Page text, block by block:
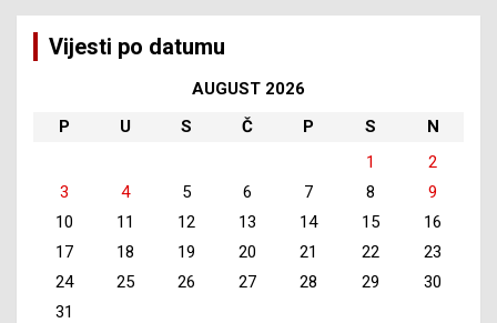
Vijesti po datumu
AUGUST 2026
P
U S Č P S
N
1
2
3
4 5 6 7 8
9
10
11 12 13 14 15
16
17
18 19 20 21 22
23
24
25 26 27 28 29
30
31